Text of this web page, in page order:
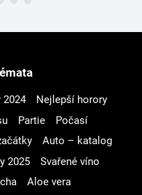
2024
Nejlepší horory
Partie
Počasí
Auto – katalog
2025
Svařené víno
Aloe vera